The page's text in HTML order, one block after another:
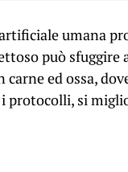
umana
può sfuggire
ed ossa,
protocolli, si